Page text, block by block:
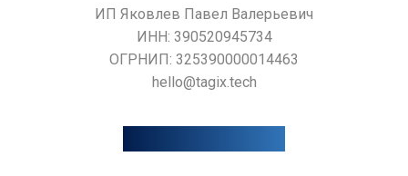
ИП Яковлев Павел Валерьевич
ИНН: 390520945734
ОГРНИП: 325390000014463
hello@tagix.tech